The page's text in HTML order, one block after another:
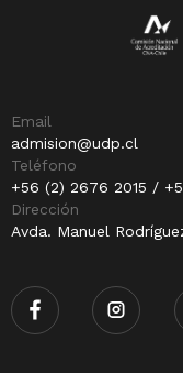
Email
admision@udp.cl
Teléfono
+56 (2) 2676 2015 /
Dirección
Avda. Manuel